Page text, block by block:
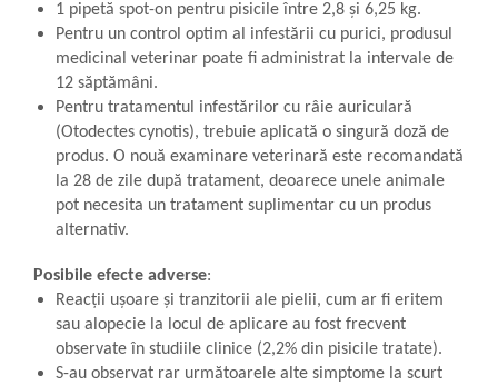
1 pipetă spot-on pentru pisicile între 2,8 și 6,25 kg.
Pentru un control optim al infestării cu purici, produsul
medicinal veterinar poate fi administrat la intervale de
12 săptămâni.
Pentru tratamentul infestărilor cu râie auriculară
(Otodectes cynotis), trebuie aplicată o singură doză de
produs. O nouă examinare veterinară este recomandată
la 28 de zile după tratament, deoarece unele animale
pot necesita un tratament suplimentar cu un produs
alternativ.
Posibile efecte adverse:
Reacții ușoare și tranzitorii ale pielii, cum ar fi eritem
sau alopecie la locul de aplicare au fost frecvent
observate în studiile clinice (2,2% din pisicile tratate).
S-au observat rar următoarele alte simptome la scurt